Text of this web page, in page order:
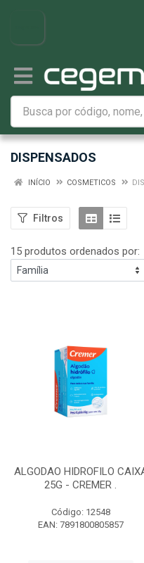
DISPENSADOS
INÍCIO COSMETICOS
Filtros
15 produtos ordenados por:
ALGODAO HIDROFILO
25G - CREMER .
Código: 12548
EAN: 7891800805857